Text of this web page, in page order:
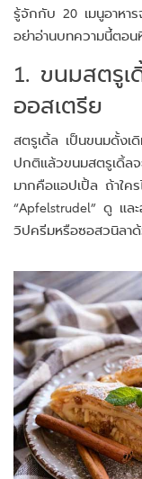
รู้จักกับ 20 เมนูอาหาร
อย่าอ่านบทความนี้ตอ
1. ขนมสตรูเ
ออสเตรีย
สตรูเดิ้ล เป็นขนมดั้งเ
ปกติแล้วขนมสตรูเดิ้ล
มากคือแอปเปิ้ล ถ้าใค
“Apfelstrudel” ดู แล
วิปครีมหรือซอสวนิลาด้